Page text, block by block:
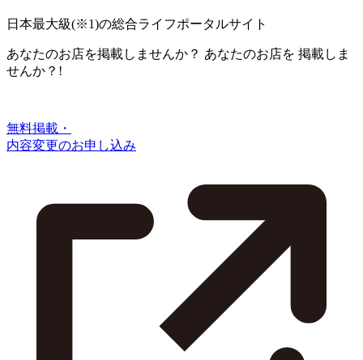
日本最大級(※1)の総合ライフポータルサイト
あなたのお店を掲載しませんか？ あなたのお店を 掲載しま
せんか？!
無料掲載・
内容変更のお申し込み